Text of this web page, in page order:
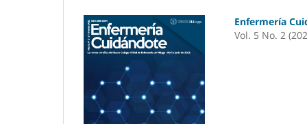
Enfermería
Vol. 5 No. 2